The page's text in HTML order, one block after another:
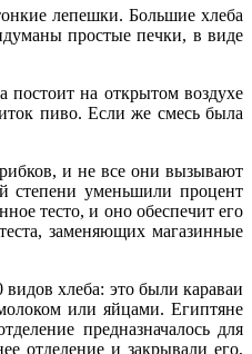
лепешки. Большие хлеба
простые печки, в виде
на открытом воздухе
пиво. Если же смесь была
и не все они вызывают
степени уменьшили процент
тесто, и оно обеспечит его
заменяющих магазинные
хлеба: это были караваи
или яйцами. Египтяне
предназначалось для
отделение и закрывали его,